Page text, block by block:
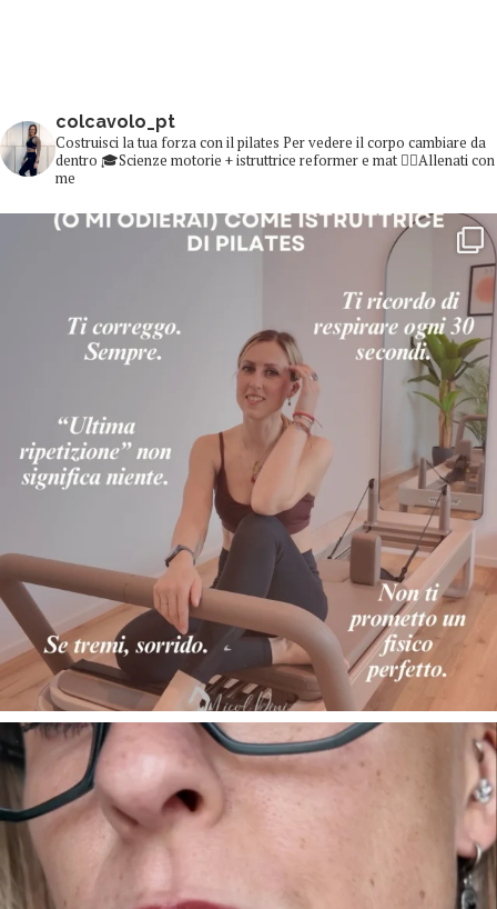
colcavolo_pt
Costruisci la tua forza con il pilates Per vedere il corpo cambiare da
dentro 🎓Scienze motorie + istruttrice reformer e mat 👇🏻Allenati con
me